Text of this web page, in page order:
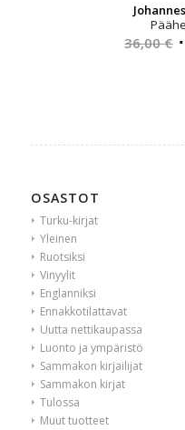
36,00€
OSASTOT
Turku-kirjat
Yleinen
Ruotsiksi
Vinyylit
Englanniksi
Ennakkotilattavat
Uutta nettikaupassa
Luonto ja ympäristö
Sammakon kirjailijat
Sammakon kirjat
Tulossa
Muut tuotteet